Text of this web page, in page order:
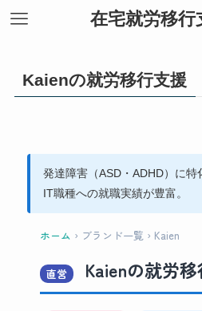
在宅就労移行
Kaienの就労移行支援
発達障害（ASD・ADHD）に特
IT職種への就職実績が豊富。
ホーム › ブランド一覧 › Kaien
直営 Kaienの就労